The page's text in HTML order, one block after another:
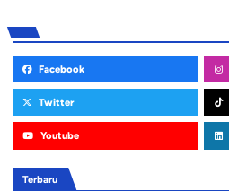
Facebook
Twitter
Youtube
Terbaru